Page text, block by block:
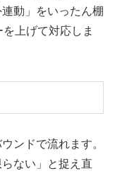
動」をいったん棚
上げて対応しま
ンドで流れます。
ない」と捉え直